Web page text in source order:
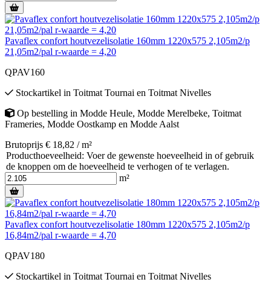
Pavaflex confort houtvezelisolatie 160mm 1220x575 2,105m2/p
21,05m2/pal r-waarde = 4,20
QPAV160
Stockartikel in Toitmat Tournai en Toitmat Nivelles
Op bestelling in Modde Heule, Modde Merelbeke, Toitmat
Frameries, Modde Oostkamp en Modde Aalst
Brutoprijs € 18,82 / m²
Producthoeveelheid: Voer de gewenste hoeveelheid in of gebruik
de knoppen om de hoeveelheid te verhogen of te verlagen.
m²
Pavaflex confort houtvezelisolatie 180mm 1220x575 2,105m2/p
16,84m2/pal r-waarde = 4,70
QPAV180
Stockartikel in Toitmat Tournai en Toitmat Nivelles